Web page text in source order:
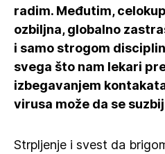
radim. Međutim,
ozbiljna, globalno
i samo strogom
svega što nam lekari
izbegavanjem
virusa može da se
Strpljenje i svest da